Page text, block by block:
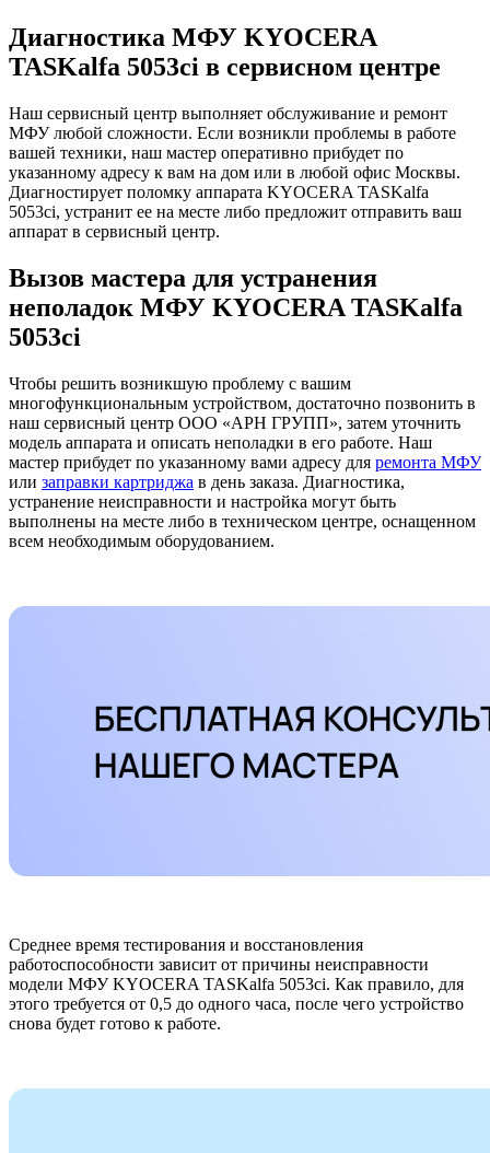
Диагностика МФУ KYOCERA
TASKalfa 5053ci в сервисном центре
Наш сервисный центр выполняет обслуживание и ремонт
МФУ любой сложности. Если возникли проблемы в работе
вашей техники, наш мастер оперативно прибудет по
указанному адресу к вам на дом или в любой офис Москвы.
Диагностирует поломку аппарата KYOCERA TASKalfa
5053ci, устранит ее на месте либо предложит отправить ваш
аппарат в сервисный центр.
Вызов мастера для устранения
неполадок МФУ KYOCERA TASKalfa
5053ci
Чтобы решить возникшую проблему с вашим
многофункциональным устройством, достаточно позвонить в
наш сервисный центр ООО «АРН ГРУПП», затем уточнить
модель аппарата и описать неполадки в его работе. Наш
мастер прибудет по указанному вами адресу для ремонта МФУ
или заправки картриджа в день заказа. Диагностика,
устранение неисправности и настройка могут быть
выполнены на месте либо в техническом центре, оснащенном
всем необходимым оборудованием.
Среднее время тестирования и восстановления
работоспособности зависит от причины неисправности
модели МФУ KYOCERA TASKalfa 5053ci. Как правило, для
этого требуется от 0,5 до одного часа, после чего устройство
снова будет готово к работе.